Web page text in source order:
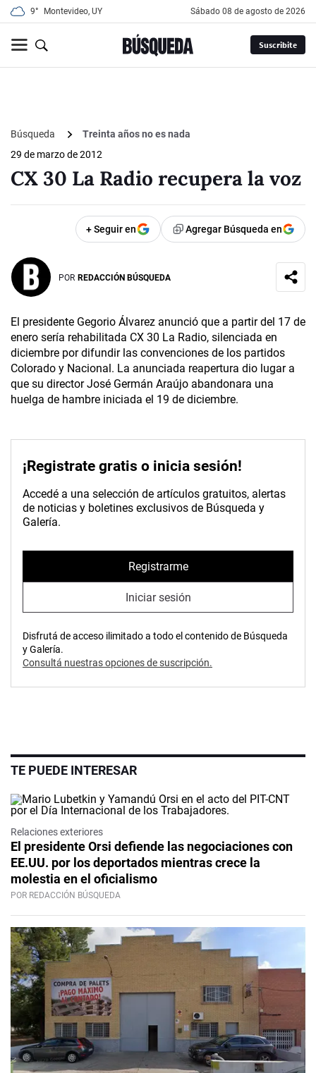
9° Montevideo, UY sábado 08 de agosto de 2026
Suscribite
Búsqueda
Treinta años no es nada
29 de marzo de 2012
CX 30 La Radio recupera la voz
+ Seguir en Agregar Búsqueda en
POR REDACCIÓN BÚSQUEDA
El presidente Gegorio Álvarez anunció que a partir del 17 de
enero sería rehabilitada CX 30 La Radio, silenciada en
diciembre por difundir las convenciones de los partidos
Colorado y Nacional. La anunciada reapertura dio lugar a
que su director José Germán Araújo abandonara una
huelga de hambre iniciada el 19 de diciembre.
¡Registrate gratis o inicia sesión!
Accedé a una selección de artículos gratuitos, alertas
de noticias y boletines exclusivos de Búsqueda y
Galería.
Registrarme
Iniciar sesión
Disfrutá de acceso ilimitado a todo el contenido de Búsqueda
y Galería.
Consultá nuestras opciones de suscripción.
TE PUEDE INTERESAR
Relaciones exteriores
El presidente Orsi defiende las negociaciones con
EE.UU. por los deportados mientras crece la
molestia en el oficialismo
POR REDACCIÓN BÚSQUEDA